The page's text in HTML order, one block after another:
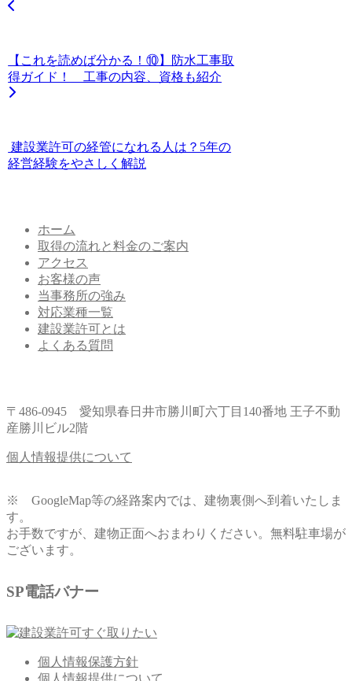
【これを読めば分かる！⑩】防水工事取
得ガイド！ 工事の内容、資格も紹介
建設業許可の経管になれる人は？5年の
経営経験をやさしく解説
ホーム
取得の流れと料金のご案内
アクセス
お客様の声
当事務所の強み
対応業種一覧
建設業許可とは
よくある質問
〒486-0945 愛知県春日井市勝川町六丁目140番地 王子不動
産勝川ビル2階
個人情報提供について
※ GoogleMap等の経路案内では、建物裏側へ到着いたしま
す。
お手数ですが、建物正面へおまわりください。無料駐車場が
ございます。
SP電話バナー
個人情報保護方針
個人情報提供について